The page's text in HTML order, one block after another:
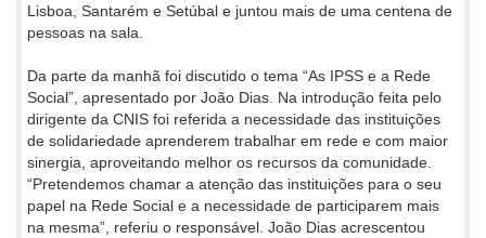
Lisboa, Santarém e Setúbal e juntou mais de uma centena de
pessoas na sala.
Da parte da manhã foi discutido o tema “As IPSS e a Rede
Social”, apresentado por João Dias. Na introdução feita pelo
dirigente da CNIS foi referida a necessidade das instituições
de solidariedade aprenderem trabalhar em rede e com maior
sinergia, aproveitando melhor os recursos da comunidade.
“Pretendemos chamar a atenção das instituições para o seu
papel na Rede Social e a necessidade de participarem mais
na mesma”, referiu o responsável. João Dias acrescentou